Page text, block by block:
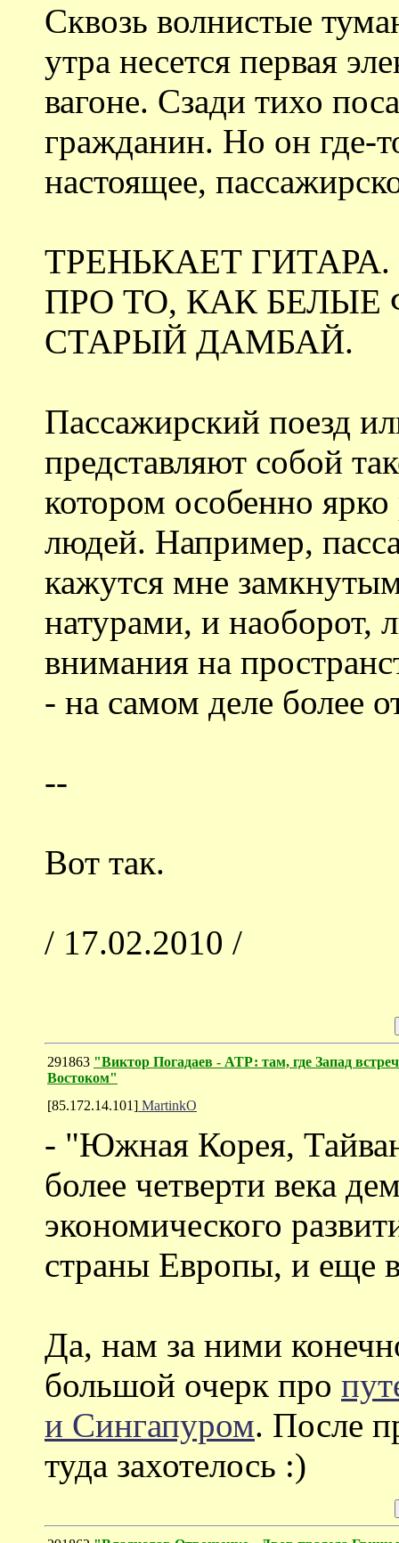
Сквозь волнистые
утра несется первая
вагоне. Сзади тихо
гражданин. Но он где-
настоящее,
ТРЕНЬКАЕТ
ПРО ТО, КАК БЕЛЫЕ
СТАРЫЙ ДАМБАЙ.
Пассажирский поезд
представляют собой
котором особенно
людей. Например,
кажутся мне
натурами, и
внимания на
- на самом деле более
--
Вот так.
/ 17.02.2010 /
291863 "Виктор Погадаев - АТР: там, где Запад
Востоком"
[85.172.14.101] MartinkO
- "Южная Корея,
более четверти века
экономического
страны Европы, и еще
Да, нам за ними
большой очерк про
и Сингапуром. После
туда захотелось :)